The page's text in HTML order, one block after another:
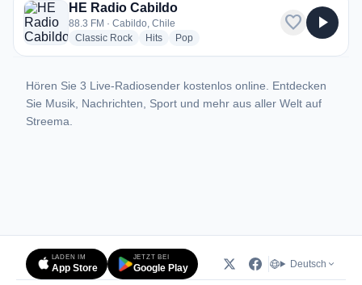
HE Radio Cabildo
88.3 FM · Cabildo, Chile
Classic Rockradio stations
Hitsradio stations
Popradio stations
favorite play_arrow
Hören Sie 3 Live-Radiosender kostenlos online. Entdecken
Sie Musik, Nachrichten, Sport und mehr aus aller Welt auf
Streema.
LADEN IM
App Store
JETZT BEI
Google Play Deutsch